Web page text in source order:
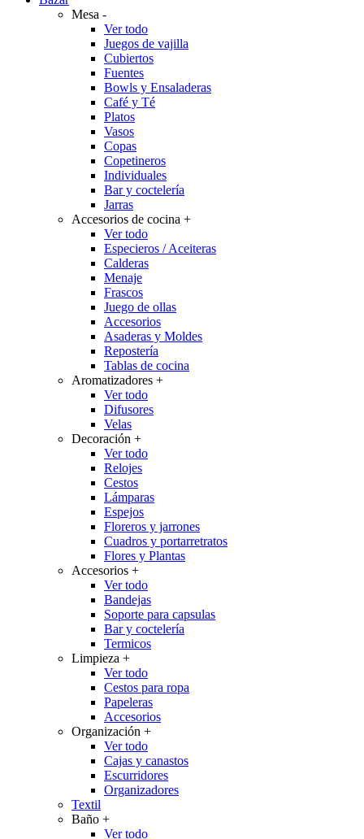
Mesa -
Ver todo
Juegos de vajilla
Cubiertos
Fuentes
Bowls y Ensaladeras
Café y Té
Platos
Vasos
Copas
Copetineros
Individuales
Bar y coctelería
Jarras
Accesorios de cocina +
Ver todo
Especieros / Aceiteras
Calderas
Menaje
Frascos
Juego de ollas
Accesorios
Asaderas y Moldes
Repostería
Tablas de cocina
Aromatizadores +
Ver todo
Difusores
Velas
Decoración +
Ver todo
Relojes
Cestos
Lámparas
Espejos
Floreros y jarrones
Cuadros y portarretratos
Flores y Plantas
Accesorios +
Ver todo
Bandejas
Soporte para capsulas
Bar y coctelería
Termicos
Limpieza +
Ver todo
Cestos para ropa
Papeleras
Accesorios
Organización +
Ver todo
Cajas y canastos
Escurridores
Organizadores
Textil
Baño +
Ver todo